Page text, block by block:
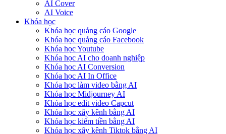
AI Cover
AI Voice
Khóa học
Khóa học quảng cáo Google
Khóa học quảng cáo Facebook
Khóa học Youtube
Khóa học AI cho doanh nghiệp
Khóa học AI Conversion
Khóa học AI In Office
Khóa học làm video bằng AI
Khóa học Midjourney AI
Khóa học edit video Capcut
Khóa học xây kênh bằng AI
Khóa học kiếm tiền bằng AI
Khóa học xây kênh Tiktok bằng AI